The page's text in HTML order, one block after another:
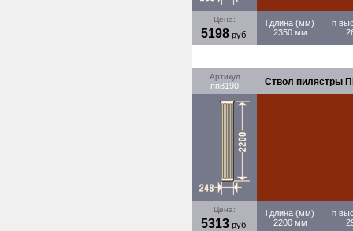
Цена:
5198 руб.
l длина (мм)
2350 мм
h
Артикул
пп8190 Ствол пилястры
Цена:
5313 руб.
l длина (мм)
2200 мм
h